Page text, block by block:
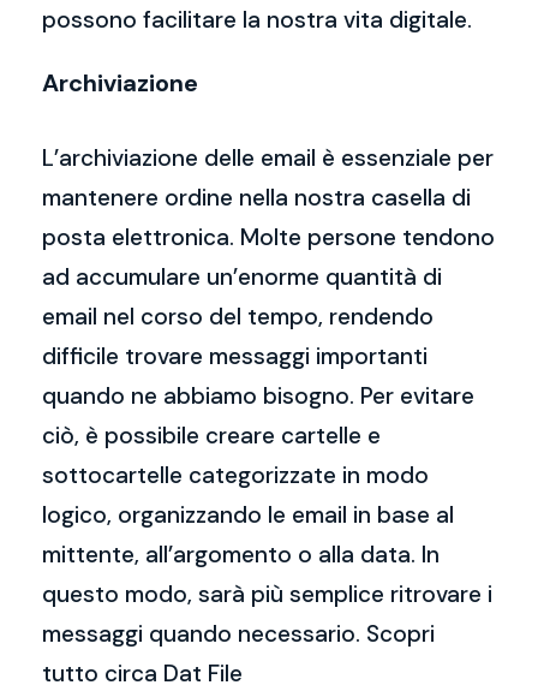
possono facilitare la nostra vita digitale.
Archiviazione
L’archiviazione delle email è essenziale per
mantenere ordine nella nostra casella di
posta elettronica. Molte persone tendono
ad accumulare un’enorme quantità di
email nel corso del tempo, rendendo
difficile trovare messaggi importanti
quando ne abbiamo bisogno. Per evitare
ciò, è possibile creare cartelle e
sottocartelle categorizzate in modo
logico, organizzando le email in base al
mittente, all’argomento o alla data. In
questo modo, sarà più semplice ritrovare i
messaggi quando necessario. Scopri
tutto circa Dat File